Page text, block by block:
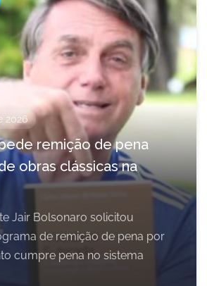
2026
remição de pena
obras clássicas na
Jair Bolsonaro solicitou
de remição de pena por
cumpre pena no sistema